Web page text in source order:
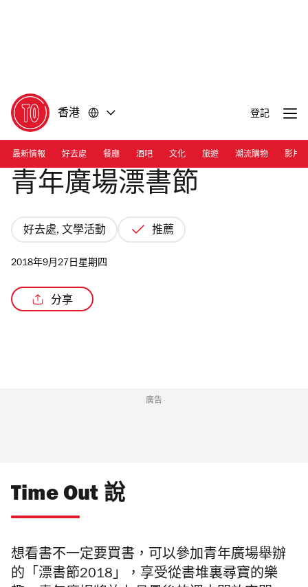
香港 登記
最新情報 好去處 餐廳 酒吧 文化 旅遊 潮流購物 影片
青年廣場漂書節
好去處, 文學活動 推薦
2018年9月27日星期四
分享
廣告
Time Out 說
想看書不一定要買書，可以參加青年廣場舉辦
的「漂書節2018」，享受從書堆裏尋寶的樂